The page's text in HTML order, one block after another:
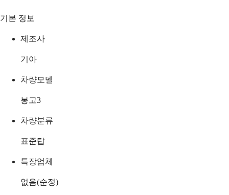
기본 정보
제조사
기아
차량모델
봉고3
차량분류
표준탑
특장업체
없음(순정)